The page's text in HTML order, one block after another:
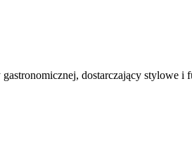
dostarczający stylowe i